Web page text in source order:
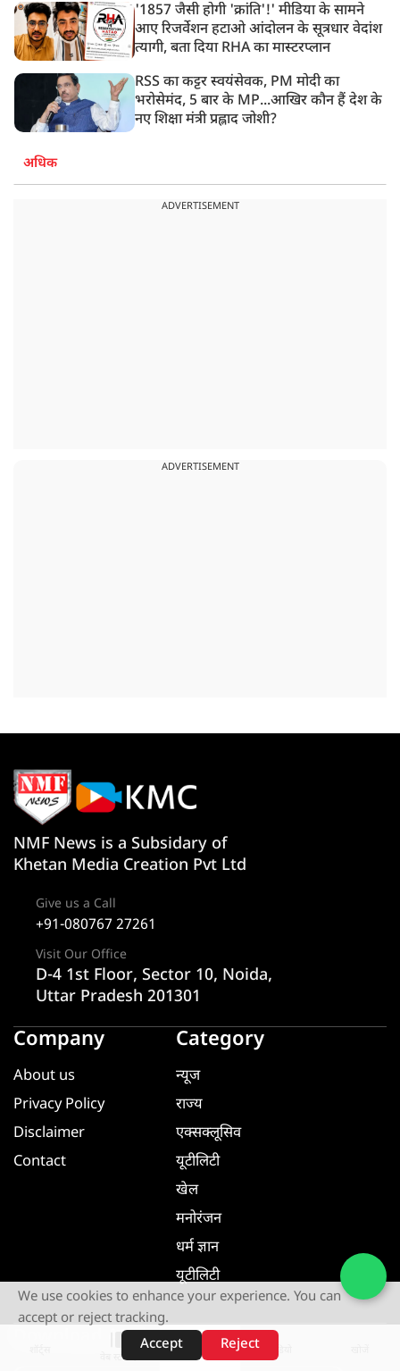
'1857 जैसी होगी 'क्रांति'!' मीडिया के सामने
आए रिजर्वेशन हटाओ आंदोलन के सूत्रधार वेदांश
त्यागी, बता दिया RHA का मास्टरप्लान
RSS का कट्टर स्वयंसेवक, PM मोदी का
भरोसेमंद, 5 बार के MP...आखिर कौन हैं देश के
नए शिक्षा मंत्री प्रह्लाद जोशी?
अधिक
ADVERTISEMENT
ADVERTISEMENT
वेब स्टोरीज़
NMF News is a Subsidary of
Khetan Media Creation Pvt Ltd
Give us a Call
+91-080767 27261
Visit Our Office
D-4 1st Floor, Sector 10, Noida,
Uttar Pradesh 201301
Company
About us
Privacy Policy
Disclaimer
Contact
Category
न्यूज
राज्य
एक्सक्लूसिव
यूटीलिटी
खेल
मनोरंजन
धर्म ज्ञान
यूटीलिटी
Download App
We use cookies to enhance your experience. You can
accept or reject tracking.
Accept
Reject